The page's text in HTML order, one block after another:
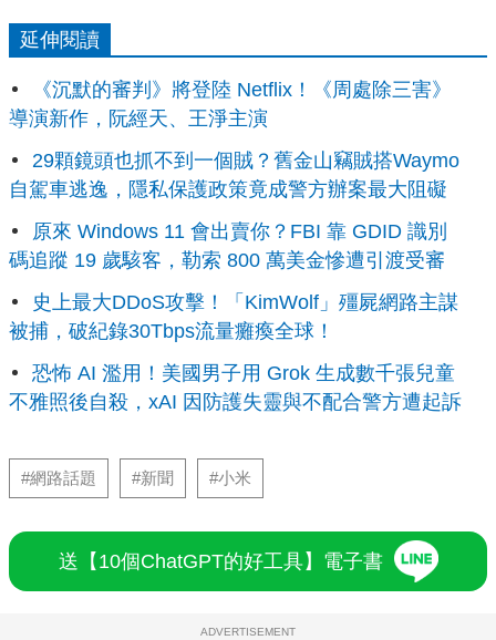
延伸閱讀
《沉默的審判》將登陸 Netflix！《周處除三害》
導演新作，阮經天、王淨主演
29顆鏡頭也抓不到一個賊？舊金山竊賊搭Waymo
自駕車逃逸，隱私保護政策竟成警方辦案最大阻礙
原來 Windows 11 會出賣你？FBI 靠 GDID 識別
碼追蹤 19 歲駭客，勒索 800 萬美金慘遭引渡受審
史上最大DDoS攻擊！「KimWolf」殭屍網路主謀
被捕，破紀錄30Tbps流量癱瘓全球！
恐怖 AI 濫用！美國男子用 Grok 生成數千張兒童
不雅照後自殺，xAI 因防護失靈與不配合警方遭起訴
#網路話題 #新聞 #小米
送【10個ChatGPT的好工具】電子書
ADVERTISEMENT